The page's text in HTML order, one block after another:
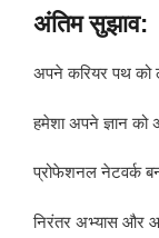
अंतिम सुझाव:
अपने करियर पथ को
हमेशा अपने ज्ञान
प्रोफेशनल नेटवर्क
निरंतर अभ्यास और